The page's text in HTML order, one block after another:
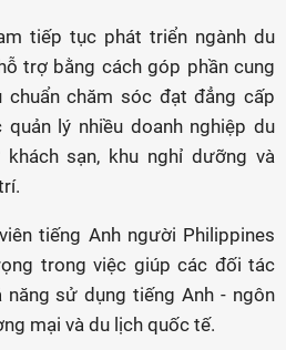
tiếp tục phát triển ngành du
trợ bằng cách góp phần cung
chăm sóc đạt đẳng cấp
lý nhiều doanh nghiệp du
sạn, khu nghỉ dưỡng và
tiếng Anh người Philippines
trong việc giúp các đối tác
sử dụng tiếng Anh - ngôn
mại và du lịch quốc tế.